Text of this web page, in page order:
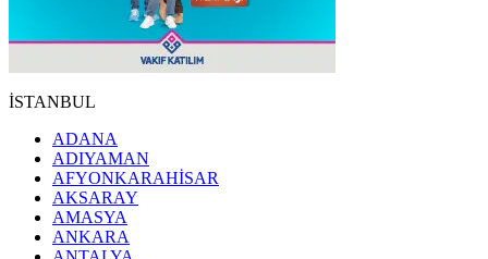
İSTANBUL
ADANA
ADIYAMAN
AFYONKARAHİSAR
AKSARAY
AMASYA
ANKARA